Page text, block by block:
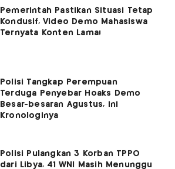
Pemerintah Pastikan Situasi Tetap
Kondusif, Video Demo Mahasiswa
Ternyata Konten Lama!
Polisi Tangkap Perempuan
Terduga Penyebar Hoaks Demo
Besar-besaran Agustus, ini
Kronologinya
Polisi Pulangkan 3 Korban TPPO
dari Libya, 41 WNI Masih Menunggu